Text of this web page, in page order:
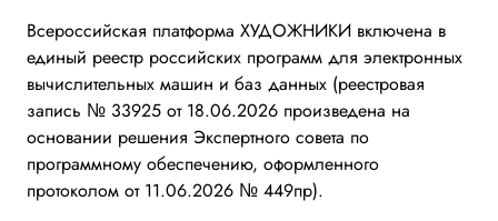
Всероссийская платформа ХУДОЖНИКИ включена в
единый реестр российских программ для электронных
вычислительных машин и баз данных (реестровая
запись № 33925 от 18.06.2026 произведена на
основании решения Экспертного совета по
программному обеспечению, оформленного
протоколом от 11.06.2026 № 449пр).